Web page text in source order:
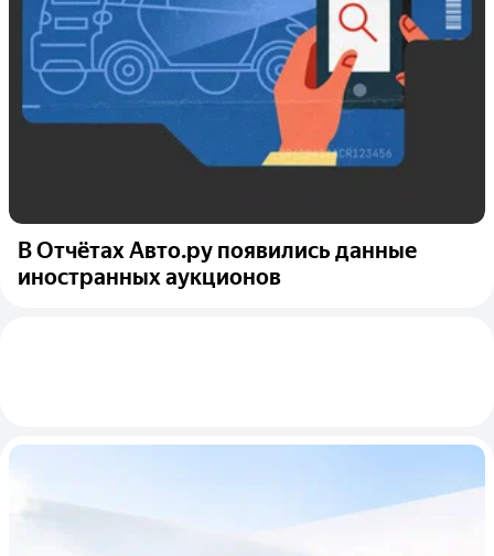
В Отчётах Авто.ру появились данные
иностранных аукционов